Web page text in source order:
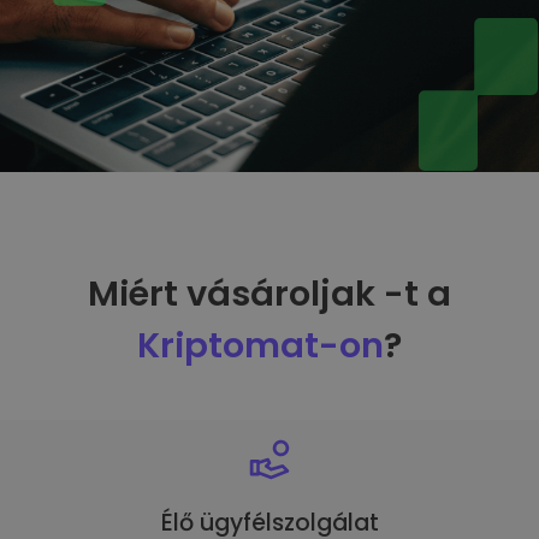
Miért vásároljak -t a
Kriptomat-on?
Élő ügyfélszolgálat